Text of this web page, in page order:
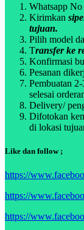
Whatsapp
Kirimkan
tujuan.
Pilih model
Transfer ke
Konfirmasi
Pesanan
Pembuatan
selesai
Delivery/
Difotokan
di lokasi
Like dan follow ;
https://
https://
https://